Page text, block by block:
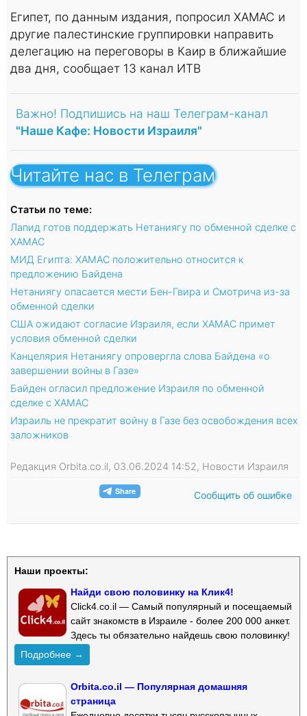
Египет, по данным издания, попросил ХАМАС и
другие палестинские группировки направить
делегацию на переговоры в Каир в ближайшие
два дня, сообщает 13 канал ИТВ
Важно! Подпишись на наш Телеграм-канал
"Наше Кафе: Новости Израиля"
Читайте нас в Телеграм
Статьи по теме:
Лапид готов поддержать Нетаниягу по обменной сделке с
ХАМАС
МИД Египта: ХАМАС положительно относится к
предложению Байдена
Нетаниягу опасается мести Бен-Гвира и Смотрича из-за
обменной сделки
США ожидают согласие Израиля, если ХАМАС примет
условия обменной сделки
Канцелярия Нетаниягу опровергла слова Байдена «о
завершении войны в Газе»
Байден огласил предложение Израиля по обменной
сделке с ХАМАС
Израиль не прекратит войну в Газе без освобождения всех
заложников
Редакция Orbita.co.il, 03.06.2024 14:52, Новости Израиля
Сообщить об ошибке
Наши проекты:
Найди свою половинку на Клик4!
Click4.co.il — Самый популярный и посещаемый
сайт знакомств в Израиле - более 200 000 анкет.
Здесь ты обязательно найдешь свою половинку!
Подробнее →
Orbita.co.il — Популярная домашняя
страница